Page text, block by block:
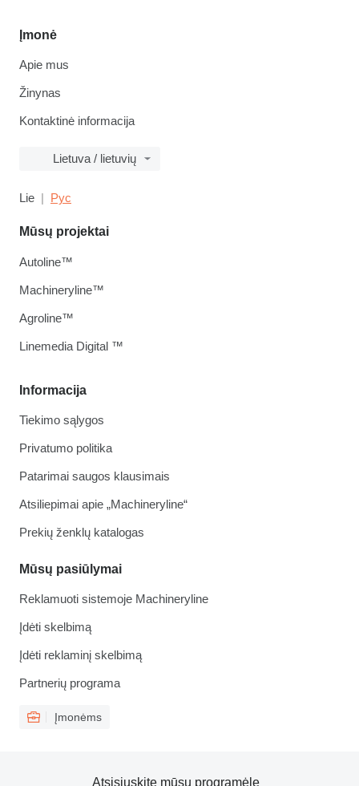
Įmonė
Apie mus
Žinynas
Kontaktinė informacija
Lietuva / lietuvių
Lie Рус
Informacija
Tiekimo sąlygos
Privatumo politika
Patarimai saugos klausimais
Atsiliepimai apie „Machineryline“
Prekių ženklų katalogas
Mūsų pasiūlymai
Reklamuoti sistemoje Machineryline
Įdėti skelbimą
Įdėti reklaminį skelbimą
Partnerių programa
Įmonėms
Mūsų projektai
Autoline™
Machineryline™
Agroline™
Linemedia Digital ™
Atsisiųskite mūsų programėlę